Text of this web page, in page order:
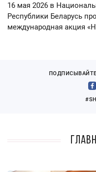
16 мая 2026 в
Республики Беларусь
международная акция